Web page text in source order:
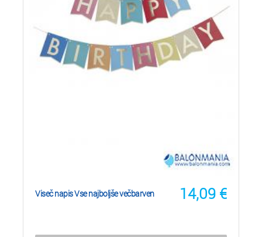
14,09 €
Viseč napis Vse najboljše večbarven